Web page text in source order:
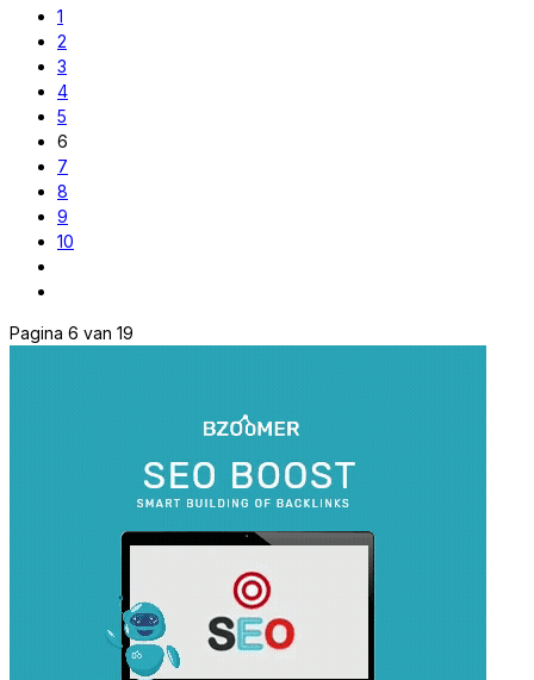
1
2
3
4
5
6
7
8
9
10
Pagina 6 van 19